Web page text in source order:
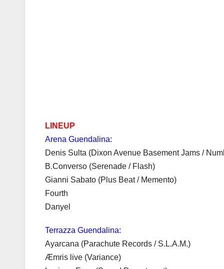
LINEUP
Arena Guendalina:
Denis Sulta (Dixon Avenue Basement Jams /
B.Converso (Serenade / Flash)
Gianni Sabato (Plus Beat / Memento)
Fourth
Danyel
Terrazza Guendalina:
Ayarcana (Parachute Records / S.L.A.M.)
Æmris live (Variance)